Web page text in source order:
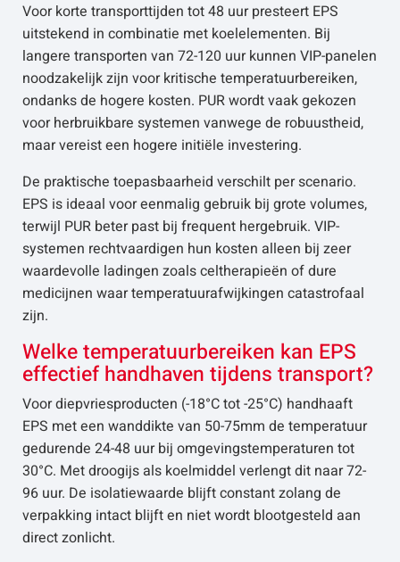
Voor korte transporttijden tot 48 uur presteert EPS
uitstekend in combinatie met koelelementen. Bij
langere transporten van 72-120 uur kunnen VIP-panelen
noodzakelijk zijn voor kritische temperatuurbereiken,
ondanks de hogere kosten. PUR wordt vaak gekozen
voor herbruikbare systemen vanwege de robuustheid,
maar vereist een hogere initiële investering.
De praktische toepasbaarheid verschilt per scenario.
EPS is ideaal voor eenmalig gebruik bij grote volumes,
terwijl PUR beter past bij frequent hergebruik. VIP-
systemen rechtvaardigen hun kosten alleen bij zeer
waardevolle ladingen zoals celtherapieën of dure
medicijnen waar temperatuurafwijkingen catastrofaal
zijn.
Welke temperatuurbereiken kan EPS
effectief handhaven tijdens transport?
Voor diepvriesproducten (-18°C tot -25°C) handhaaft
EPS met een wanddikte van 50-75mm de temperatuur
gedurende 24-48 uur bij omgevingstemperaturen tot
30°C. Met droogijs als koelmiddel verlengt dit naar 72-
96 uur. De isolatiewaarde blijft constant zolang de
verpakking intact blijft en niet wordt blootgesteld aan
direct zonlicht.